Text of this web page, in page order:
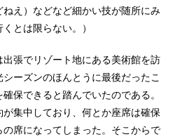
え）などなど細かい技が随所にみ
とは限らない。）
張でリゾート地にある美術館を訪
ーズンのほんとうに最後だったこ
保できると踏んでいたのである。
集中しており、何とか座席は確保
席になってしまった。そこからで